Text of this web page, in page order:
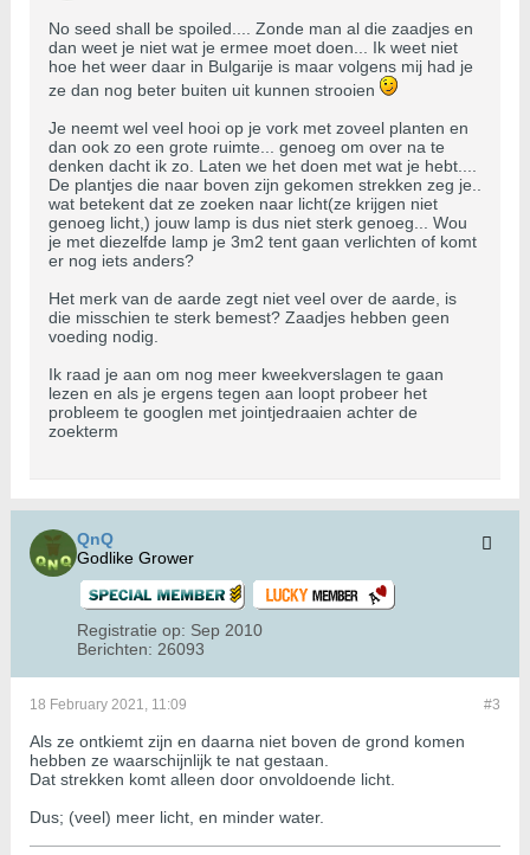
No seed shall be spoiled.... Zonde man al die zaadjes en
dan weet je niet wat je ermee moet doen... Ik weet niet
hoe het weer daar in Bulgarije is maar volgens mij had je
ze dan nog beter buiten uit kunnen strooien
Je neemt wel veel hooi op je vork met zoveel planten en
dan ook zo een grote ruimte... genoeg om over na te
denken dacht ik zo. Laten we het doen met wat je hebt....
De plantjes die naar boven zijn gekomen strekken zeg je..
wat betekent dat ze zoeken naar licht(ze krijgen niet
genoeg licht,) jouw lamp is dus niet sterk genoeg... Wou
je met diezelfde lamp je 3m2 tent gaan verlichten of komt
er nog iets anders?
Het merk van de aarde zegt niet veel over de aarde, is
die misschien te sterk bemest? Zaadjes hebben geen
voeding nodig.
Ik raad je aan om nog meer kweekverslagen te gaan
lezen en als je ergens tegen aan loopt probeer het
probleem te googlen met jointjedraaien achter de
zoekterm
QnQ
Godlike Grower
Registratie op: Sep 2010
Berichten: 26093
#3
18 February 2021, 11:09
Als ze ontkiemt zijn en daarna niet boven de grond komen
hebben ze waarschijnlijk te nat gestaan.
Dat strekken komt alleen door onvoldoende licht.
Dus; (veel) meer licht, en minder water.